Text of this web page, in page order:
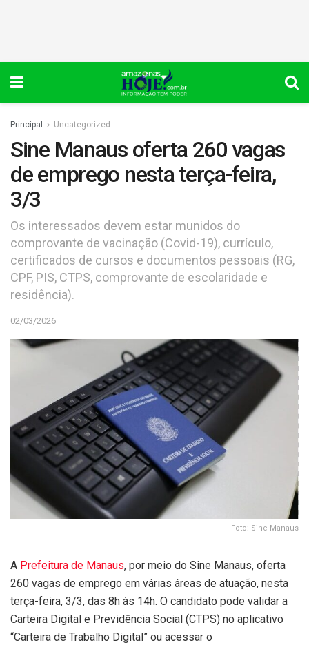
Principal Uncategorized
Sine Manaus oferta 260 vagas
de emprego nesta terça-feira,
3/3
Os interessados devem estar munidos do
comprovante de vacinação (Covid-19), currículo,
certificados de cursos e documentos pessoais (RG,
CPF, PIS, CTPS, comprovante de escolaridade e
residência).
02/03/2026
Foto: Sine Manaus
A Prefeitura de Manaus, por meio do Sine Manaus, oferta
260 vagas de emprego em várias áreas de atuação, nesta
terça-feira, 3/3, das 8h às 14h. O candidato pode validar a
Carteira Digital e Previdência Social (CTPS) no aplicativo
“Carteira de Trabalho Digital” ou acessar o